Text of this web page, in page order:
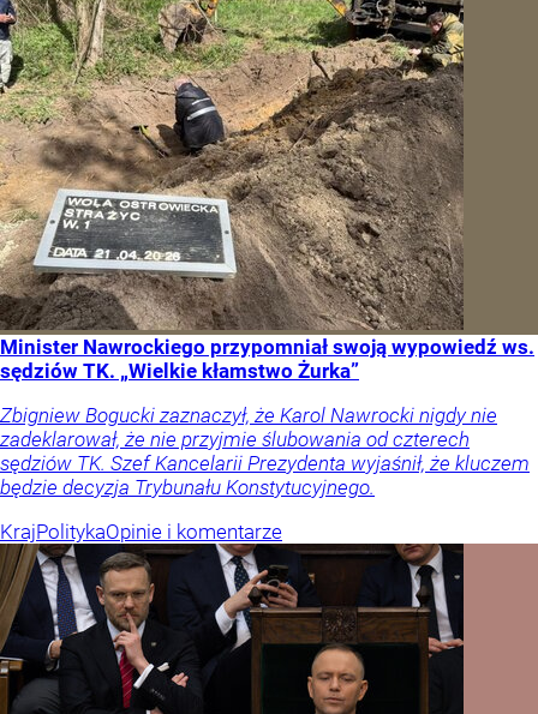
Minister Nawrockiego przypomniał swoją wypowiedź ws.
sędziów TK. „Wielkie kłamstwo Żurka”
Zbigniew Bogucki zaznaczył, że Karol Nawrocki nigdy nie
zadeklarował, że nie przyjmie ślubowania od czterech
sędziów TK. Szef Kancelarii Prezydenta wyjaśnił, że kluczem
będzie decyzja Trybunału Konstytucyjnego.
KrajPolitykaOpinie i komentarze